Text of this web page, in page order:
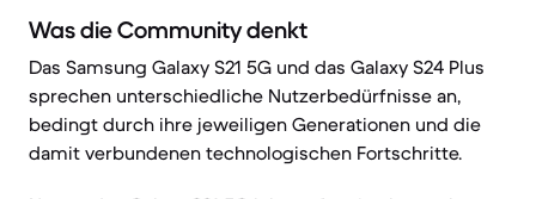
Was die Community denkt
Das Samsung Galaxy S21 5G und das Galaxy S24 Plus
sprechen unterschiedliche Nutzerbedürfnisse an,
bedingt durch ihre jeweiligen Generationen und die
damit verbundenen technologischen Fortschritte.